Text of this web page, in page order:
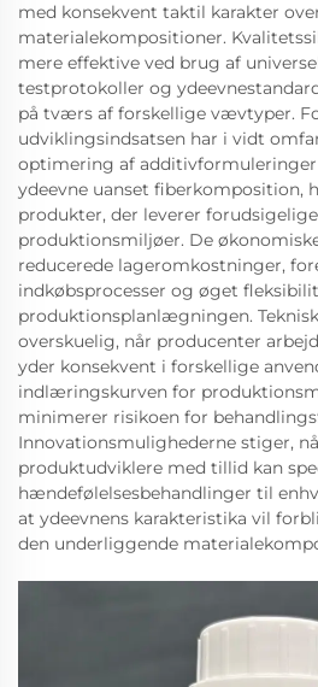
med konsekvent taktil karakter
materialekompositioner.
mere effektive ved brug af
testprotokoller og
på tværs af forskellige vævtyper.
udviklingsindsatsen har i vidt
optimering af
ydeevne uanset fiberkomposition,
produkter, der leverer
produktionsmiljøer. De
reducerede lageromkostninger,
indkøbsprocesser og øget
produktionsplanlægningen.
overskuelig, når producenter
yder konsekvent i forskellige
indlæringskurven for
minimerer risikoen for
Innovationsmulighederne stiger,
produktudviklere med tillid kan
hændefølelsesbehandlinger til
at ydeevnens karakteristika vil
den underliggende